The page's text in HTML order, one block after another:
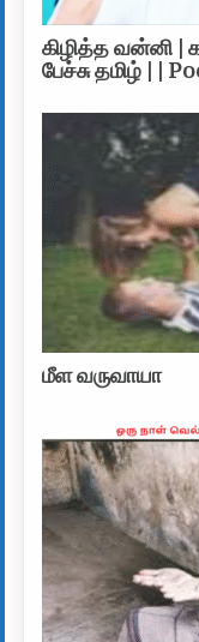
கிழித்த வன்னி |
பேச்சு தமிழ் | |
மீள வருவாயா